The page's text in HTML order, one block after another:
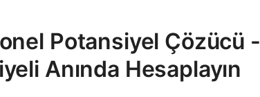
Potansiyel Çözücü -
Anında Hesaplayın